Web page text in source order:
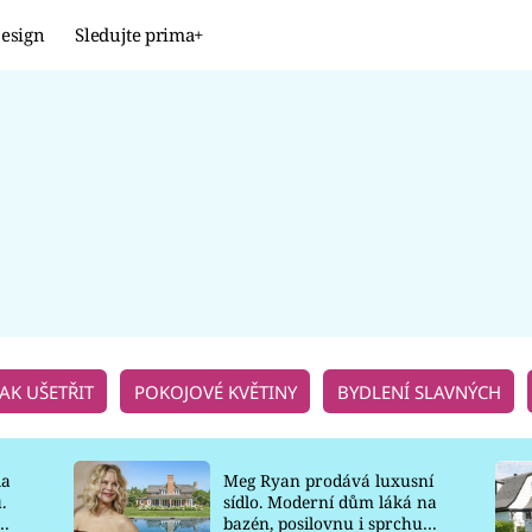
Sledujte prima+
UŠETŘIT POKOJOVÉ KVĚTINY BYDLENÍ SLAVNÝCH
Meg Ryan prodává luxusní
sídlo. Moderní dům láká na
bazén, posilovnu i sprchu